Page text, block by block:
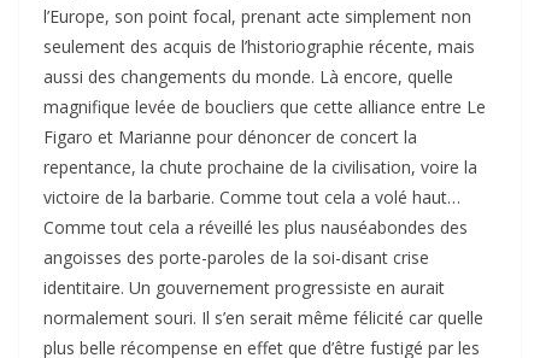
l’Europe, son point focal, prenant acte simplement non
seulement des acquis de l’historiographie récente, mais
aussi des changements du monde. Là encore, quelle
magnifique levée de boucliers que cette alliance entre Le
Figaro et Marianne pour dénoncer de concert la
repentance, la chute prochaine de la civilisation, voire la
victoire de la barbarie. Comme tout cela a volé haut…
Comme tout cela a réveillé les plus nauséabondes des
angoisses des porte-paroles de la soi-disant crise
identitaire. Un gouvernement progressiste en aurait
normalement souri. Il s’en serait même félicité car quelle
plus belle récompense en effet que d’être fustigé par les